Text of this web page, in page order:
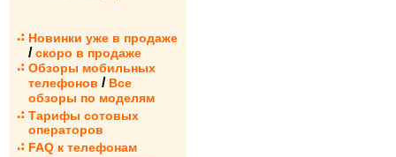
Новинки уже в продаже
/ скоро в продаже
Обзоры мобильных
телефонов / Все
обзоры по моделям
Тарифы сотовых
операторов
FAQ к телефонам